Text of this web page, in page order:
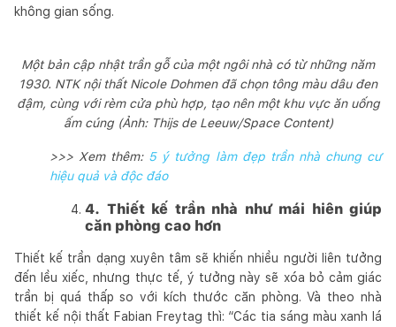
không gian sống.
Một bản cập nhật trần gỗ của một ngôi nhà có từ những năm
1930. NTK nội thất Nicole Dohmen đã chọn tông màu dâu đen
đậm, cùng với rèm cửa phù hợp, tạo nên một khu vực ăn uống
ấm cúng (Ảnh: Thijs de Leeuw/Space Content)
>>> Xem thêm: 5 ý tưởng làm đẹp trần nhà chung cư
hiệu quả và độc đáo
4. Thiết kế trần nhà như mái hiên giúp
căn phòng cao hơn
Thiết kế trần dạng xuyên tâm sẽ khiến nhiều người liên tưởng
đến lều xiếc, nhưng thực tế, ý tưởng này sẽ xóa bỏ cảm giác
trần bị quá thấp so với kích thước căn phòng. Và theo nhà
thiết kế nội thất Fabian Freytag thì: “Các tia sáng màu xanh lá